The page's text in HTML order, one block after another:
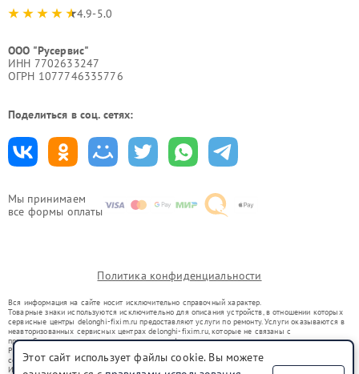
Мы принимаем
все формы оплаты
4.9-5.0
ООО "Русервис"
ИНН 7702633247
ОГРН 1077746335776
Поделиться в соц. сетях:
Политика конфиденциальности
Вся информация на сайте носит исключительно справочный характер.
Товарные знаки используются исключительно для описания устройств, в отношении которых
сервисные центры delonghi-fixim.ru предоставляют услуги по ремонту. Услуги оказываются в
неавторизованных сервисных центрах delonghi-fixim.ru, которые не связаны с
правообладателями товарных знаков или их официальными представителями.
Ремонт осуществляется для устройств, уже введенных в гражданский оборот в соответствии
со статьей 1487 ГК РФ.
Использование товарных знаков не преследует цели индивидуализации услуг или введения
Этот сайт использует файлы cookie. Вы можете